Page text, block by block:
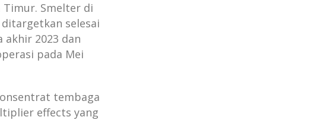
Timur. Smelter di
ditargetkan selesai
akhir 2023 dan
pada Mei
tembaga
effects yang